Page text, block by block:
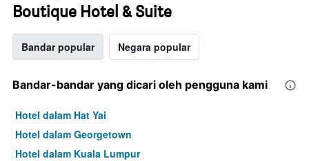
Boutique Hotel & Suite
Bandar popular Negara popular
Bandar-bandar yang dicari oleh pengguna kami
Hotel dalam Hat Yai
Hotel dalam Georgetown
Hotel dalam Kuala Lumpur